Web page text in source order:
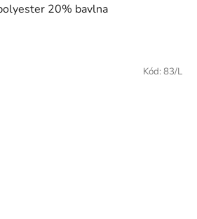
20% bavlna
Kód: 83/L